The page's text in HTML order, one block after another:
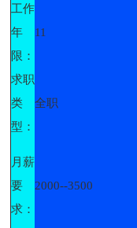
工作
年
限：
11
求职
类
型：
全职
月薪
要
求：
2000--3500